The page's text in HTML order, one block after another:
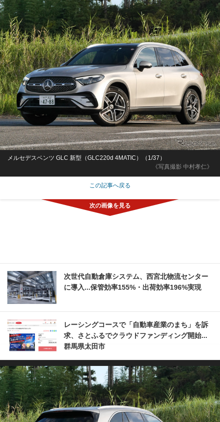
《写真撮影 中村孝仁》
メルセデスベンツ GLC 新型（GLC220d 4MATIC）（1/37）
この記事へ戻る
次世代自動倉庫システム、西宮北物流センター
に導入...保管効率155%・出荷効率196%実現
レーシングコースで「自動車産業のまち」を訴
求、さとふるでクラウドファンディング開始...
群馬県太田市